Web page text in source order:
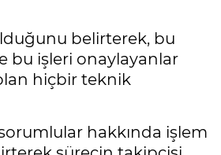
belirterek, bu
bu işleri onaylayanlar
hiçbir teknik
hakkında işlem